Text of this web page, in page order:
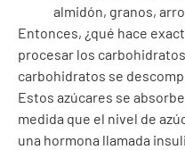
almidón, granos,
Entonces, ¿qué hace
procesar los
carbohidratos se
Estos azúcares se
medida que el nivel de
una hormona llamada